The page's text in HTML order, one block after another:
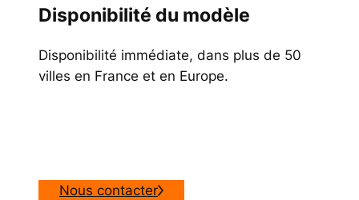
Disponibilité du modèle
Disponibilité immédiate, dans plus de 50
villes en France et en Europe.
Nous contacter